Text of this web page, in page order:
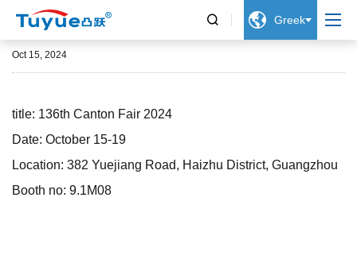
  Greek
136th Canton Fair 2024
Oct 15, 2024
title: 136th Canton Fair 2024
Date: October 15-19
Location: 382 Yuejiang Road, Haizhu District, Guangzhou
Booth no: 9.1M08